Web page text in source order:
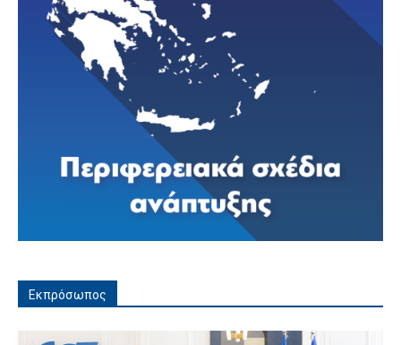
Εκπρόσωπος